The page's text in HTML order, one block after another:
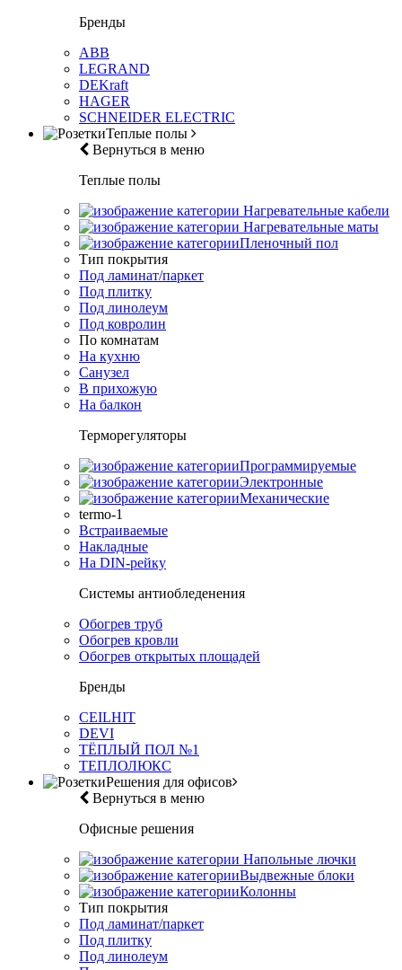
Бренды
ABB
LEGRAND
DEKraft
HAGER
SCHNEIDER ELECTRIC
Теплые полы
Вернуться в меню
Теплые полы
Нагревательные кабели
Нагревательные маты
Пленочный пол
Тип покрытия
Под ламинат/паркет
Под плитку
Под линолеум
Под ковролин
По комнатам
На кухню
Санузел
В прихожую
На балкон
Терморегуляторы
Программируемые
Электронные
Механические
termo-1
Встраиваемые
Накладные
На DIN-рейку
Системы антиобледенения
Обогрев труб
Обогрев кровли
Обогрев открытых площадей
Бренды
CEILHIT
DEVI
ТЁПЛЫЙ ПОЛ №1
ТЕПЛОЛЮКС
Решения для офисов
Вернуться в меню
Офисные решения
Напольные лючки
Выдвежные блоки
Колонны
Тип покрытия
Под ламинат/паркет
Под плитку
Под линолеум